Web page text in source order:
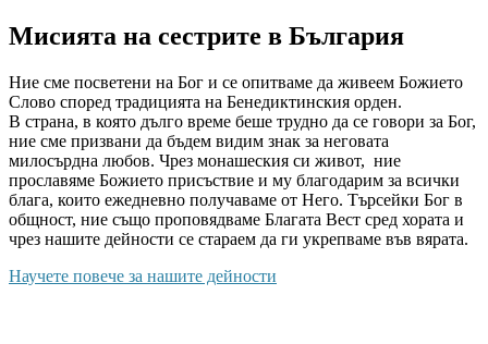
Мисията на сестрите в България
Ние сме посветени на Бог и се опитваме да живеем Божието
Слово според традицията на Бенедиктинския орден.
В страна, в която дълго време беше трудно да се говори за Бог,
ние сме призвани да бъдем видим знак за неговата
милосърдна любов. Чрез монашеския си живот, ние
прославяме Божието присъствие и му благодарим за всички
блага, които ежедневно получаваме от Него. Търсейки Бог в
общност, ние също проповядваме Благата Вест сред хората и
чрез нашите дейности се стараем да ги укрепваме във вярата.
Научете повече за нашите дейности